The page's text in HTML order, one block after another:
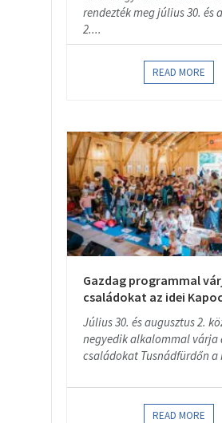
rendezték meg július 30. és
2....
READ MORE
Gazdag programmal
családokat az idei
Július 30. és augusztus 2.
negyedik alkalommal várja
családokat Tusnádfürdőn a
READ MORE